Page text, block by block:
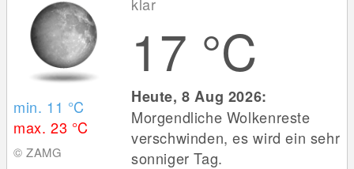
min. 11 °C
max. 23 °C
© ZAMG
17 °C
Heute, 8 Aug 2026:
Morgendliche Wolkenreste
verschwinden, es wird ein sehr
sonniger Tag.